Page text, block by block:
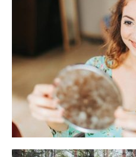
Focení nemovitostí
Fotoateliér
Fotokoutek